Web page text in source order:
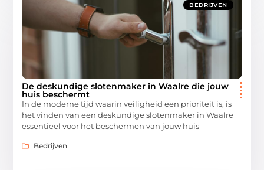
BEDRIJVEN
De deskundige slotenmaker in Waalre die jouw
huis beschermt
In de moderne tijd waarin veiligheid een prioriteit is, is
het vinden van een deskundige slotenmaker in Waalre
essentieel voor het beschermen van jouw huis
Bedrijven